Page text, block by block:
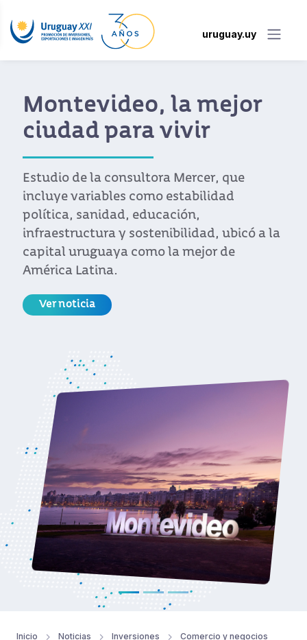
uruguay.uy
Uruguay afianza su
relación con Emiratos
Árabes Unidos
En el ámbito de la misión de Uruguay en
Dubái, se desarrolló un Foro de Negocios
con la participación del presidente Luis
Lacalle Pou y el encuentro “Emiratos
Árabes Unidos & Uruguay: puertas de
entrada entre Medio Oriente y América
Latina” y con presentaciones a cargo de la
ministro de Industria, Energía y Minería.
Ver noticia